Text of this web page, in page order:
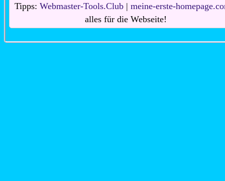
Tipps:Webmaster-Tools.Club |meine-erste-
alles für die Webseite!